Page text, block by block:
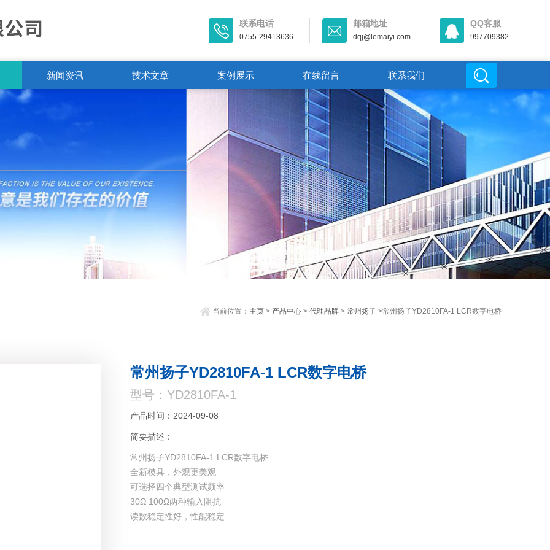
联系电话
0755-29413636
邮箱地址
dqj@lemaiyi.com
QQ客服
997709382
新闻资讯 技术文章 案例展示 在线留言 联系我们
当前位置： 主页> 产品中心> 代理品牌> 常州扬子>常州扬子YD2810FA-1 LCR数字电桥
常州扬子YD2810FA-1 LCR数字电桥
型号：YD2810FA-1
产品时间：2024-09-08
简要描述：
常州扬子YD2810FA-1 LCR数字电桥
全新模具，外观更美观
可选择四个典型测试频率
30Ω 100Ω两种输入阻抗
读数稳定性好，性能稳定